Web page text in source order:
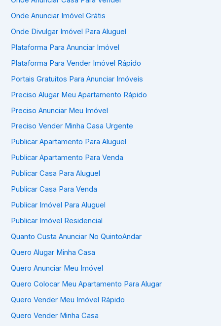
Onde Anunciar Imóvel Grátis
Onde Divulgar Imóvel Para Aluguel
Plataforma Para Anunciar Imóvel
Plataforma Para Vender Imóvel Rápido
Portais Gratuitos Para Anunciar Imóveis
Preciso Alugar Meu Apartamento Rápido
Preciso Anunciar Meu Imóvel
Preciso Vender Minha Casa Urgente
Publicar Apartamento Para Aluguel
Publicar Apartamento Para Venda
Publicar Casa Para Aluguel
Publicar Casa Para Venda
Publicar Imóvel Para Aluguel
Publicar Imóvel Residencial
Quanto Custa Anunciar No QuintoAndar
Quero Alugar Minha Casa
Quero Anunciar Meu Imóvel
Quero Colocar Meu Apartamento Para Alugar
Quero Vender Meu Imóvel Rápido
Quero Vender Minha Casa